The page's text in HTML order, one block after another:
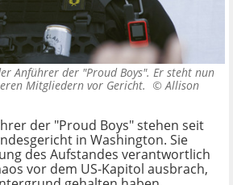
Anführer der "Proud Boys". Er steht nun
Mitgliedern vor Gericht. ©Allison
der "Proud Boys" stehen seit
in Washington. Sie
des Aufstandes verantwortlich
vor dem US-Kapitol ausbrach,